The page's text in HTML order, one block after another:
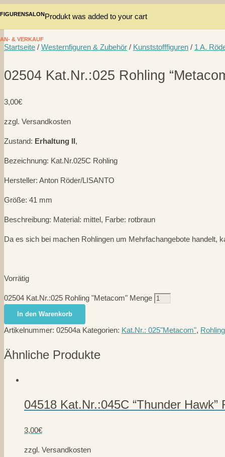
FIGURENSALON
AN- & VERKAUF
Produkt was added to your cart
Startseite / Westernfiguren & Zubehör / Kunststofffiguren / 1 A.
02504 Kat.Nr.:025 Rohling
3,00€
zzgl. Versandkosten
Zustand: Erhaltung II,
Bezeichnung: Kat.Nr.025C Rohling
Hersteller: Anton Röder/LISANTO
Größe: 41 mm
Beschreibung: Material: mittel, Farbe: rotbraun
Da es sich bei machen Rohlingen um Mehrfachangebote handelt,
Vorrätig
02504 Kat.Nr.:025 Rohling "Metacom" Menge
In den Warenkorb
Artikelnummer: 02504a Kategorien: Kat.Nr.: 025"Metacom",
Ähnliche Produkte
04518 Kat.Nr.:045C “Thunder Hawk”
3,00€
zzgl. Versandkosten